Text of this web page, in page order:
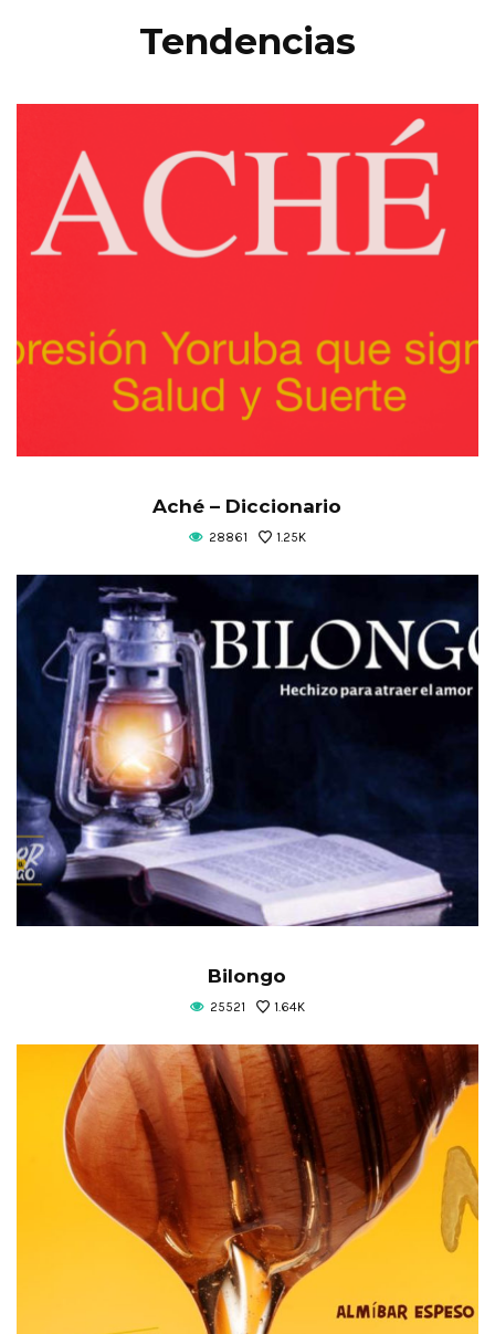
Tendencias
Aché – Diccionario
28861 1.25K
Bilongo
25521 1.64K